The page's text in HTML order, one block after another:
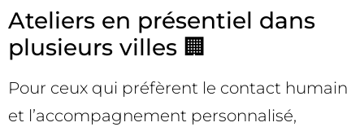
Ateliers en présentiel dans
plusieurs villes 🏢
Pour ceux qui préfèrent le contact humain
et l’accompagnement personnalisé,